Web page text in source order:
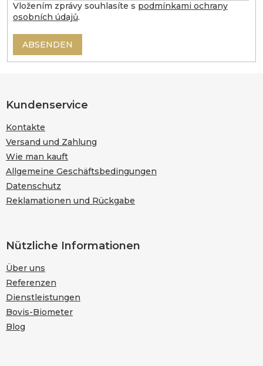
Vložením zprávy souhlasíte s podmínkami ochrany
osobních údajů.
ABSENDEN
ß
e
e
Kundenservice
Kontakte
Versand und Zahlung
Wie man kauft
Allgemeine Geschäftsbedingungen
Datenschutz
Reklamationen und Rückgabe
Nützliche Informationen
Über uns
Referenzen
Dienstleistungen
Bovis-Biometer
Blog